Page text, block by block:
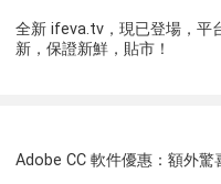
全新 ifeva.tv，現已登場，平
新，保證新鮮，貼市！
Adobe CC 軟件優惠：額外驚